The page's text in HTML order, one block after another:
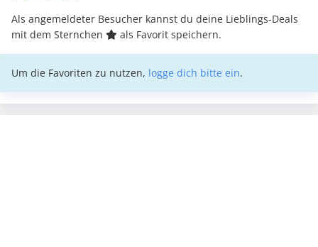
Als angemeldeter Besucher kannst du deine Lieblings-Deals
mit dem Sternchen
als Favorit speichern.
Um die Favoriten zu nutzen, logge dich bitte ein.